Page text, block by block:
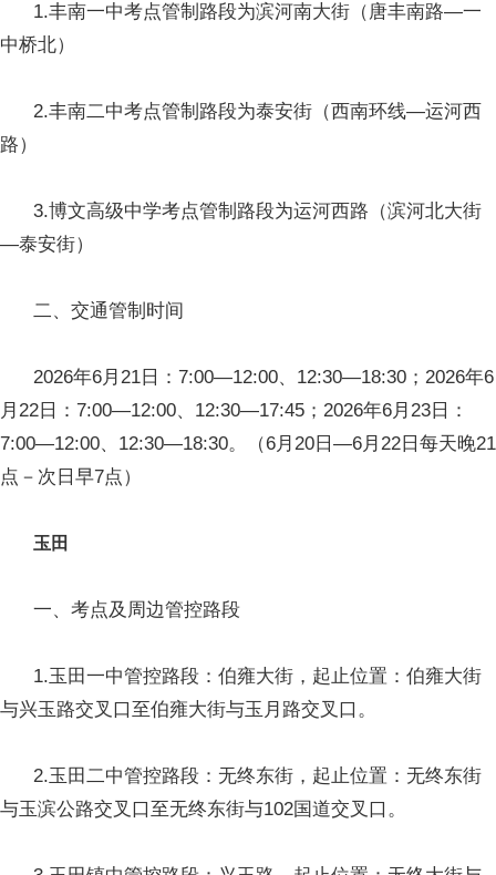
1.丰南一中考点管制路段为滨河南大街（唐丰南路—一
中桥北）
2.丰南二中考点管制路段为泰安街（西南环线—运河西
路）
3.博文高级中学考点管制路段为运河西路（滨河北大街
—泰安街）
二、交通管制时间
2026年6月21日：7:00—12:00、12:30—18:30；2026年6
月22日：7:00—12:00、12:30—17:45；2026年6月23日：
7:00—12:00、12:30—18:30。（6月20日—6月22日每天晚21
点－次日早7点）
玉田
一、考点及周边管控路段
1.玉田一中管控路段：伯雍大街，起止位置：伯雍大街
与兴玉路交叉口至伯雍大街与玉月路交叉口。
2.玉田二中管控路段：无终东街，起止位置：无终东街
与玉滨公路交叉口至无终东街与102国道交叉口。